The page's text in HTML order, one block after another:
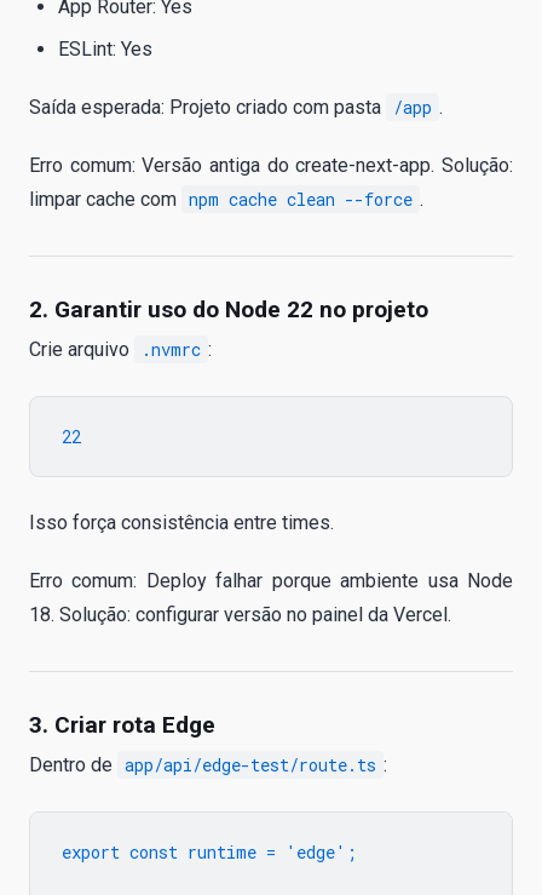
App Router: Yes
ESLint: Yes
Saída esperada: Projeto criado com pasta /app .
Erro comum: Versão antiga do create-next-app. Solução:
limpar cache com npm cache clean --force .
2. Garantir uso do Node 22 no projeto
Crie arquivo .nvmrc :
Isso força consistência entre times.
Erro comum: Deploy falhar porque ambiente usa Node
18. Solução: configurar versão no painel da Vercel.
3. Criar rota Edge
Dentro de app/api/edge-test/route.ts :
export const runtime = 'edge';